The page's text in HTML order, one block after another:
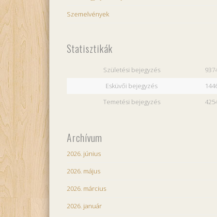
Szemelvények
Statisztikák
Születési bejegyzés
Esküvői bejegyzés
Temetési bejegyzés
Archívum
2026. június
2026. május
2026. március
2026. január